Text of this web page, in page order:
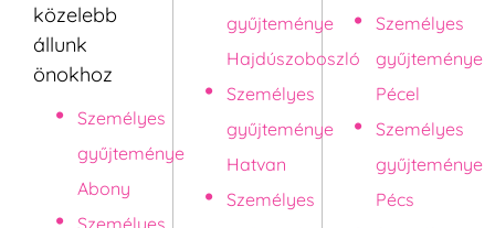
közelebb
állunk
önokhoz
Személyes
gyűjteménye
Abony
Személyes
gyűjteménye
Hajdúszoboszló
Személyes
gyűjteménye
Hatvan
Személyes
Személyes
gyűjteménye
Pécel
Személyes
gyűjteménye
Pécs